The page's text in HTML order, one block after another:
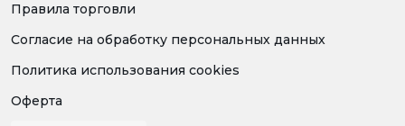
Правила торговли
Согласие на обработку персональных данных
Политика использования cookies
Оферта